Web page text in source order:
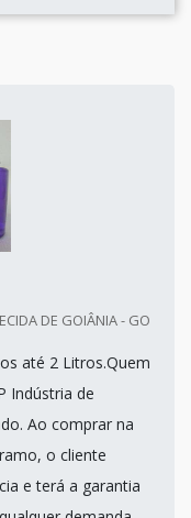
DE GOIÂNIA - GO
até 2 Litros.Quem
Indústria de
Ao comprar na
o cliente
e terá a garantia